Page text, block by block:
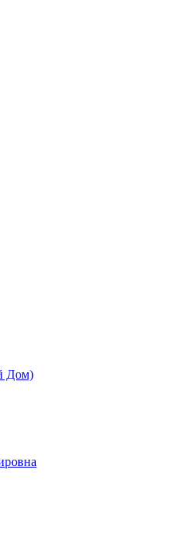
Дом)